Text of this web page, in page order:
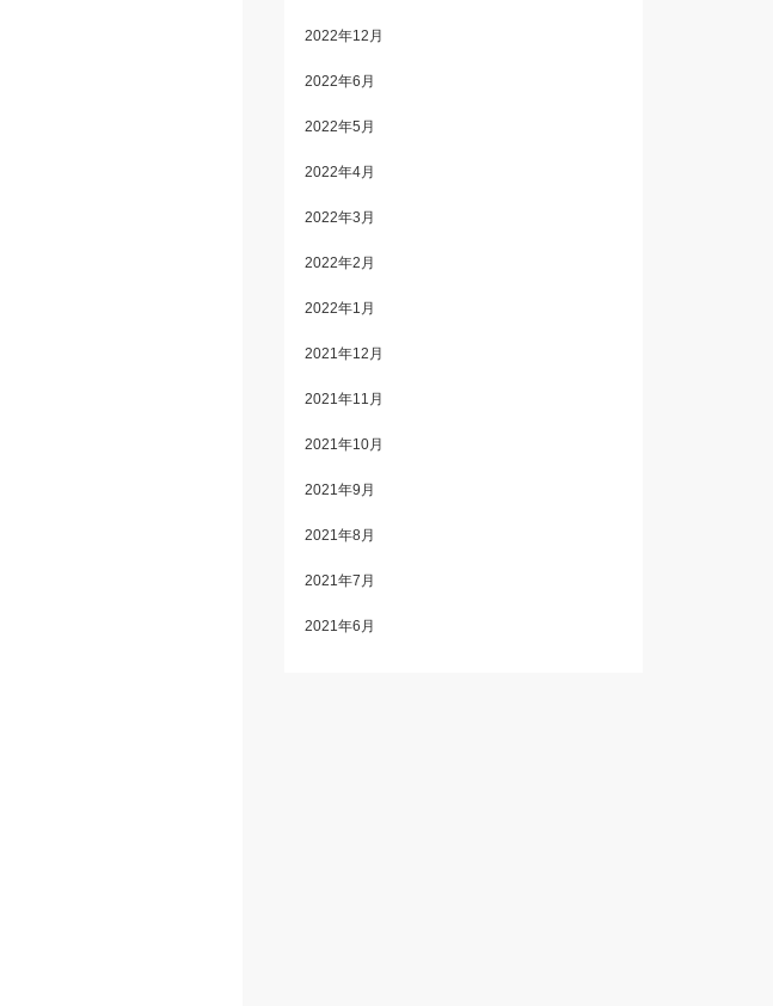
2022年12月
2022年6月
2022年5月
2022年4月
2022年3月
2022年2月
2022年1月
2021年12月
2021年11月
2021年10月
2021年9月
2021年8月
2021年7月
2021年6月